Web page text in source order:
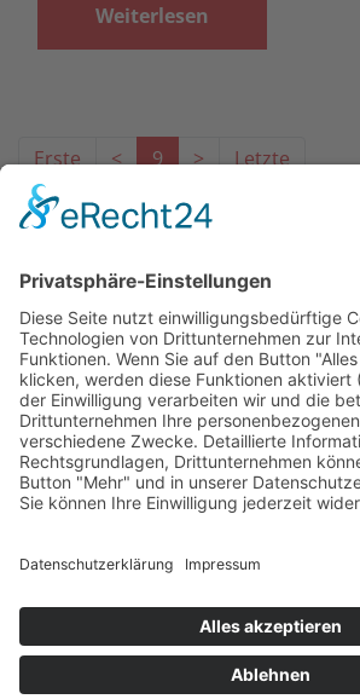
Weiterlesen
Erste < 9 > Letzte
Das Projekt zur Implementierung der
Ansprechstellen für Arbeitgeber
Hessen wird gefördert aus Mitteln des
Integrationsamtes. Das Projekt wird
des Hessischen Ministeriums für
Jugend und Soziales von der
Bildungswerks der Hessischen
durchgeführt.